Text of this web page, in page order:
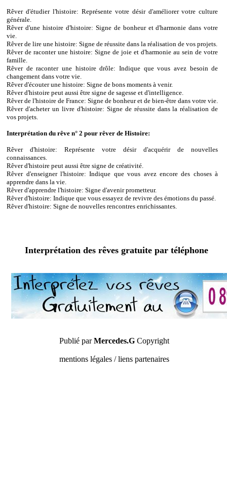
Rêver d'étudier l'histoire: Représente votre désir d'améliorer votre culture
générale.
Rêver d'une histoire d'histoire: Signe de bonheur et d'harmonie dans votre
vie.
Rêver de lire une histoire: Signe de réussite dans la réalisation de vos projets.
Rêver de raconter une histoire: Signe de joie et d'harmonie au sein de votre
famille.
Rêver de raconter une histoire drôle: Indique que vous avez besoin de
changement dans votre vie.
Rêver d'écouter une histoire: Signe de bons moments à venir.
Rêver d'histoire peut aussi être signe de sagesse et d'intelligence.
Rêver de l'histoire de France: Signe de bonheur et de bien-être dans votre vie.
Rêver d'acheter un livre d'histoire: Signe de réussite dans la réalisation de
vos projets.
Interprétation du rêve n° 2 pour rêver de Histoire:
Rêver d'histoire: Représente votre désir d'acquérir de nouvelles
connaissances.
Rêver d'histoire peut aussi être signe de créativité.
Rêver d'enseigner l'histoire: Indique que vous avez encore des choses à
apprendre dans la vie.
Rêver d'apprendre l'histoire: Signe d'avenir prometteur.
Rêver d'histoire: Indique que vous essayez de revivre des émotions du passé.
Rêver d'histoire: Signe de nouvelles rencontres enrichissantes.
Interprétation des rêves gratuite par téléphone
Publié parMercedes.GCopyright
mentions légales / liens partenaires